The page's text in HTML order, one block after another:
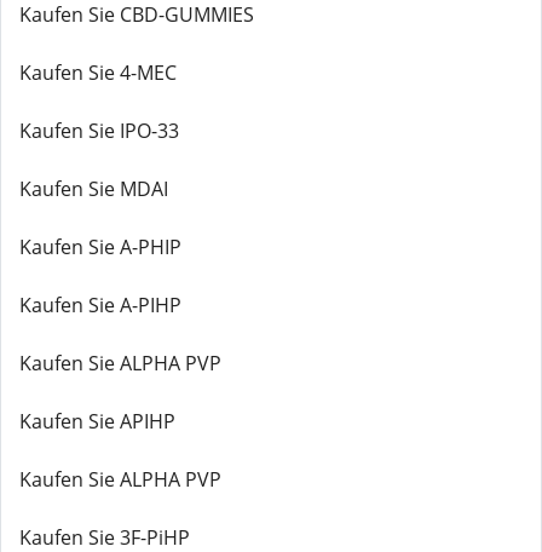
Kaufen Sie CBD-GUMMIES
Kaufen Sie 4-MEC
Kaufen Sie IPO-33
Kaufen Sie MDAI
Kaufen Sie A-PHIP
Kaufen Sie A-PIHP
Kaufen Sie ALPHA PVP
Kaufen Sie APIHP
Kaufen Sie ALPHA PVP
Kaufen Sie 3F-PiHP